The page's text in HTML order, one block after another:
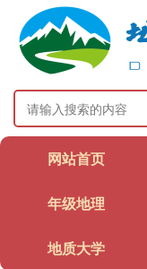
网站首页
年级地理
地质大学